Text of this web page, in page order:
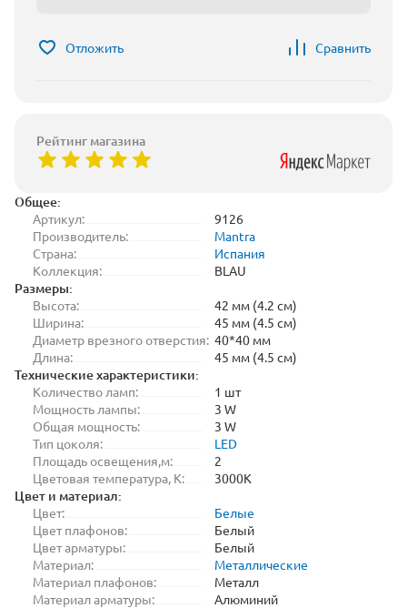
Общее:
Артикул:
9126
Производитель:
Mantra
Страна:
Испания
Коллекция:
BLAU
Размеры:
Высота:
42 мм (4.2 см)
Ширина:
45 мм (4.5 см)
Диаметр врезного отверстия: 40*40 мм
Длина:
45 мм (4.5 см)
Технические характеристики:
Количество ламп:
1 шт
Мощность лампы:
3 W
Общая мощность:
3 W
Тип цоколя:
LED
Площадь освещения,м:
2
Цветовая температура, K:
3000K
Цвет и материал:
Цвет:
Белые
Цвет плафонов:
Белый
Цвет арматуры:
Белый
Материал:
Металлические
Материал плафонов:
Металл
Материал арматуры:
Алюминий
Отложить Сравнить
Рейтинг магазина